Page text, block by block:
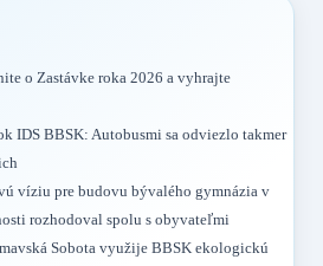
o Zastávke roka 2026 a vyhrajte
IDS BBSK: Autobusmi sa odviezlo takmer
víziu pre budovu bývalého gymnázia v
rozhodoval spolu s obyvateľmi
Sobota využije BBSK ekologickú